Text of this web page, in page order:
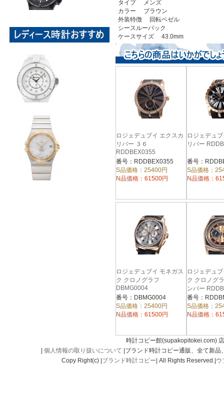
タイプ メンズ
カラー ブラウン
外装特徴 回転ベゼル
シースルーバック
ケースサイズ 43.0mm
ロジェデュブイ エクスカ
リバー ３６
RDDBEX0355
番号：RDDBEX0355
S品価格：25400円
N品価格：61500円
ロジェデュ
リバー
番号：
S品価格：
N品価格：
ロジェデュブイ モネガス
ク クロノグラフ
DBMG0004
番号：DBMG0004
S品価格：25400円
N品価格：61500円
ロジェデュ
ク クロノグ
ンバー
番号：
S品価格：
N品価格：
時計コピー館(supakopitokei.com)
個人情報の取り扱いについて |ブランド時計コピー通販、全て新
Copy Right(c) | ブランド時計コピー | All Rights Reserved.| ウ